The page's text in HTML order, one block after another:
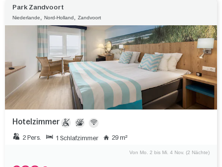
Park Zandvoort
Niederlande Nord-Holland Zandvoort
Hotelzimmer
2 Pers. 1 Schlafzimmer 29 m²
Von Mo. 2 bis Mi. 4 Nov. (2 Nächte)